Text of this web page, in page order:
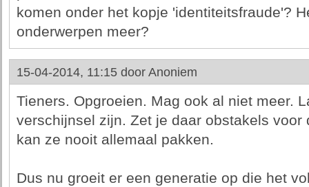
komen onder het kopje 'identiteitsfraude'?
onderwerpen meer?
15-04-2014, 11:15 door Anoniem
Tieners. Opgroeien. Mag ook al niet meer.
verschijnsel zijn. Zet je daar obstakels voor
kan ze nooit allemaal pakken.
Dus nu groeit er een generatie op die het